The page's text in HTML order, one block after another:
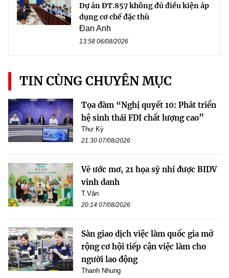
Dự án ĐT.857 không đủ điều kiện áp
dụng cơ chế đặc thù
Đan Anh
13:58 06/08/2026
TIN CÙNG CHUYÊN MỤC
Tọa đàm “Nghị quyết 10: Phát triển
hệ sinh thái FDI chất lượng cao”
Thư Kỳ
21:30 07/08/2026
Vẽ ước mơ, 21 họa sỹ nhí được BIDV
vinh danh
T.Vân
20:14 07/08/2026
Sàn giao dịch việc làm quốc gia mở
rộng cơ hội tiếp cận việc làm cho
người lao động
Thanh Nhung